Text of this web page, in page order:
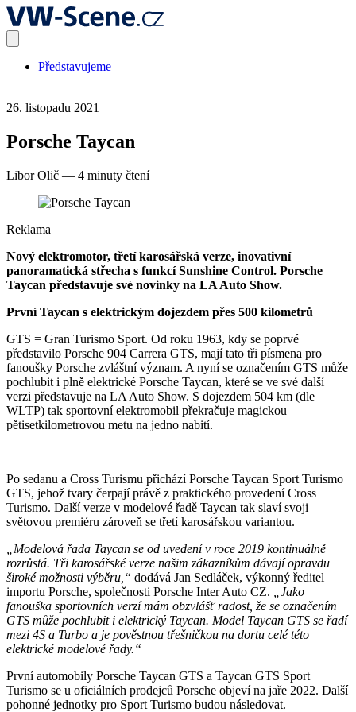
Představujeme
—
26. listopadu 2021
Porsche Taycan
Libor Olič — 4 minuty čtení
Reklama
Nový elektromotor, třetí karosářská verze, inovativní
panoramatická střecha s funkcí Sunshine Control. Porsche
Taycan představuje své novinky na LA Auto Show.
První Taycan s elektrickým dojezdem přes 500 kilometrů
GTS = Gran Turismo Sport. Od roku 1963, kdy se poprvé
představilo Porsche 904 Carrera GTS, mají tato tři písmena pro
fanoušky Porsche zvláštní význam. A nyní se označením GTS může
pochlubit i plně elektrické Porsche Taycan, které se ve své další
verzi představuje na LA Auto Show. S dojezdem 504 km (dle
WLTP) tak sportovní elektromobil překračuje magickou
pětisetkilometrovou metu na jedno nabití.
Po sedanu a Cross Turismu přichází Porsche Taycan Sport Turismo
GTS, jehož tvary čerpají právě z praktického provedení Cross
Turismo. Další verze v modelové řadě Taycan tak slaví svoji
světovou premiéru zároveň se třetí karosářskou variantou.
„Modelová řada Taycan se od uvedení v roce 2019 kontinuálně
rozrůstá. Tři karosářské verze našim zákazníkům dávají opravdu
široké možnosti výběru,“ dodává Jan Sedláček, výkonný ředitel
importu Porsche, společnosti Porsche Inter Auto CZ.
„Jako
fanouška sportovních verzí mám obzvlášť radost, že se označením
GTS může pochlubit i elektrický Taycan. Model Taycan GTS se řadí
mezi 4S a Turbo a je pověstnou třešničkou na dortu celé této
elektrické modelové řady.“
První automobily Porsche Taycan GTS a Taycan GTS Sport
Turismo se u oficiálních prodejců Porsche objeví na jaře 2022. Další
pohonné jednotky pro Sport Turismo budou následovat.